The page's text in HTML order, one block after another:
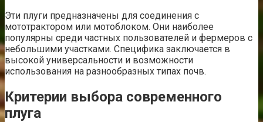
Эти плуги предназначены для соединения с
мототрактором или мотоблоком. Они наиболее
популярны среди частных пользователей и фермеров с
небольшими участками. Специфика заключается в
высокой универсальности и возможности
использования на разнообразных типах почв.
Критерии выбора современного
плуга